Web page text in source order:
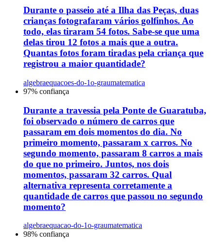
Durante o passeio até a Ilha das Peças, duas
crianças fotografaram vários golfinhos. Ao
todo, elas tiraram 54 fotos. Sabe-se que uma
delas tirou 12 fotos a mais que a outra.
Quantas fotos foram tiradas pela criança que
registrou a maior quantidade?
algebraequacoes-do-1o-graumatematica
97% confiança
Durante a travessia pela Ponte de Guaratuba,
foi observado o número de carros que
passaram em dois momentos do dia. No
primeiro momento, passaram x carros. No
segundo momento, passaram 8 carros a mais
do que no primeiro. Juntos, nos dois
momentos, passaram 32 carros. Qual
alternativa representa corretamente a
quantidade de carros que passou no segundo
momento?
algebraequacao-do-1o-graumatematica
98% confiança